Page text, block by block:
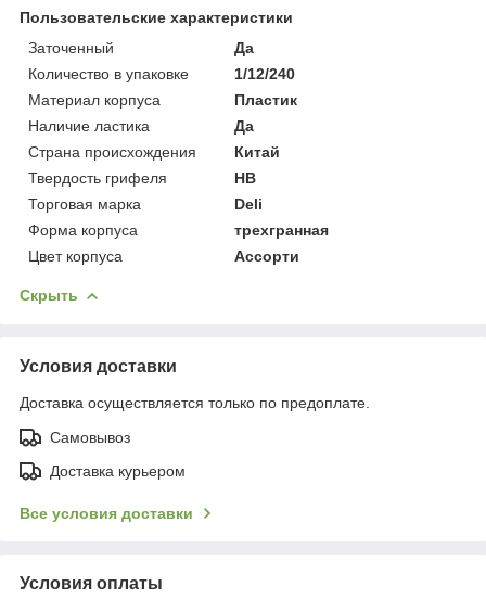
Пользовательские характеристики
Заточенный
Да
Количество в упаковке
1/12/240
Материал корпуса
Пластик
Наличие ластика
Да
Страна происхождения
Китай
Твердость грифеля
НВ
Торговая марка
Deli
Форма корпуса
трехгранная
Цвет корпуса
Ассорти
Скрыть
Условия доставки
Доставка осуществляется только по предоплате.
Самовывоз
Доставка курьером
Все условия доставки
Условия оплаты